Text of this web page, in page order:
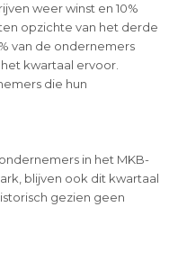
weer winst en 10%
opzichte van het derde
van de ondernemers
kwartaal ervoor.
die hun
in het MKB-
blijven ook dit kwartaal
gezien geen